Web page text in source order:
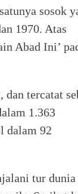
sosok
1970. Atas
Abad Ini’
dan tercatat
1.363
dalam 92
tur dunia